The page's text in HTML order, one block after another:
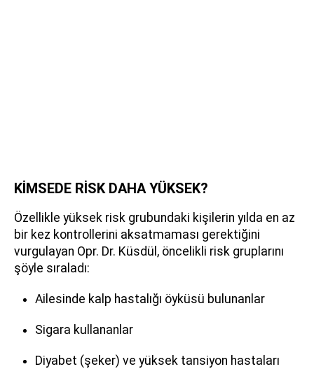
KİMSEDE RİSK DAHA YÜKSEK?
Özellikle yüksek risk grubundaki kişilerin yılda en az
bir kez kontrollerini aksatmaması gerektiğini
vurgulayan Opr. Dr. Küsdül, öncelikli risk gruplarını
şöyle sıraladı:
Ailesinde kalp hastalığı öyküsü bulunanlar
Sigara kullananlar
Diyabet (şeker) ve yüksek tansiyon hastaları